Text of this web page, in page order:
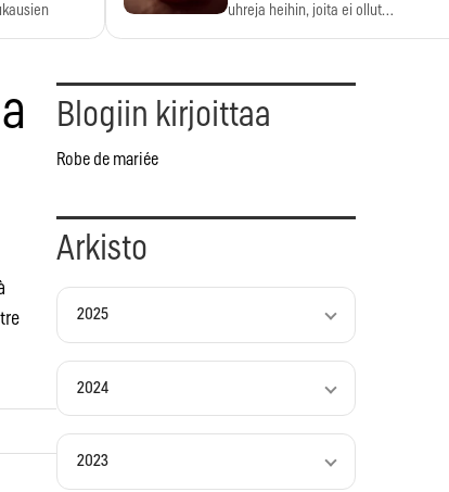
uhreja heihin, joita ei ollut…
Blogiin kirjoittaa
Robe de mariée
Arkisto
2025
2024
2023